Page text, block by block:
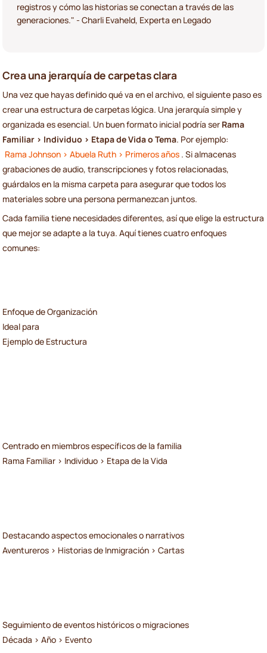
registros y cómo las historias se conectan a través de las
generaciones." - Charli Evaheld, Experta en Legado
Crea una jerarquía de carpetas clara
Una vez que hayas definido qué va en el archivo, el siguiente paso es
crear una estructura de carpetas lógica. Una jerarquía simple y
organizada es esencial. Un buen formato inicial podría ser Rama
Familiar > Individuo > Etapa de Vida o Tema. Por ejemplo:
Rama Johnson > Abuela Ruth > Primeros años . Si almacenas
grabaciones de audio, transcripciones y fotos relacionadas,
guárdalos en la misma carpeta para asegurar que todos los
materiales sobre una persona permanezcan juntos.
Cada familia tiene necesidades diferentes, así que elige la estructura
que mejor se adapte a la tuya. Aquí tienes cuatro enfoques
comunes:
Enfoque de Organización
Ideal para
Ejemplo de Estructura
Centrado en miembros específicos de la familia
Rama Familiar > Individuo > Etapa de la Vida
Destacando aspectos emocionales o narrativos
Aventureros > Historias de Inmigración > Cartas
Seguimiento de eventos históricos o migraciones
Década > Año > Evento